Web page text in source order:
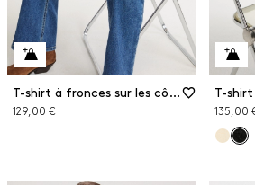
T-shirt à fronces sur les côtés
129,00 € 135,00